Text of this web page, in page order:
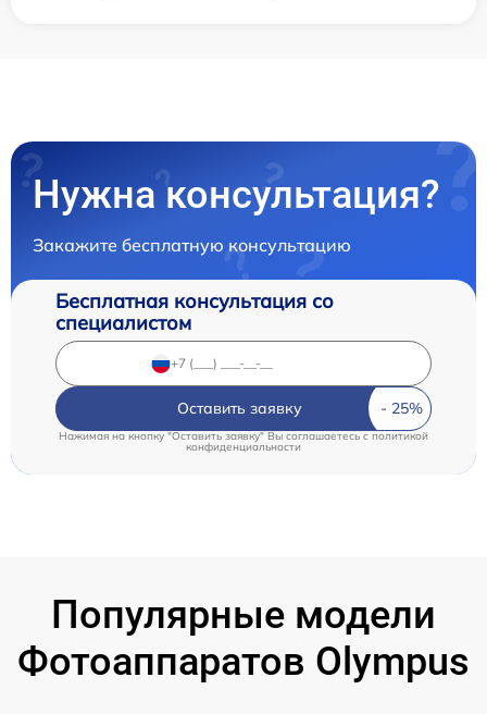
Нужна консультация?
Закажите бесплатную консультацию
Бесплатная консультация со
специалистом
Оставить заявку
Нажимая на кнопку "Оставить заявку" Вы соглашаетесь cполитикой
конфиденциальности
Популярные модели
Фотоаппаратов Olympus